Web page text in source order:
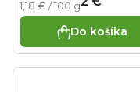
Jednotková
cena:
1,18 € / 100 g
Do košíka